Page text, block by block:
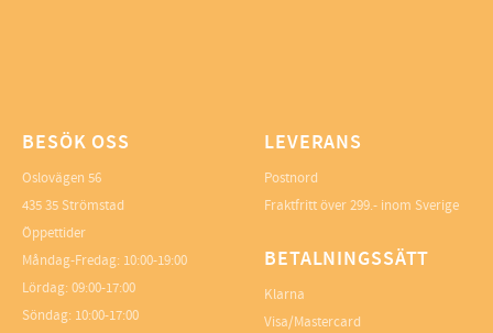
BESÖK OSS
Oslovägen 56
435 35 Strömstad
Öppettider
Måndag-Fredag: 10:00-19:00
Lördag: 09:00-17:00
Söndag: 10:00-17:00
LEVERANS
Postnord
Fraktfritt över 299.- inom Sverige
BETALNINGSSÄTT
Klarna
Visa/Mastercard